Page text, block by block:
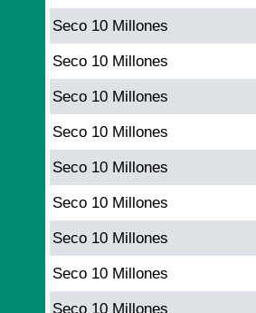
Seco 10 Millones
Seco 10 Millones
Seco 10 Millones
Seco 10 Millones
Seco 10 Millones
Seco 10 Millones
Seco 10 Millones
Seco 10 Millones
Seco 10 Millones